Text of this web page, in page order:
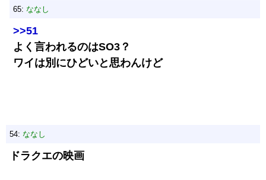
65: ななし
>>51
よく言われるのはSO3？
ワイは別にひどいと思わんけど
54: ななし
ドラクエの映画